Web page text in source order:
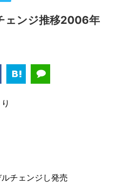
ェンジ推移2006年
チェンジし発売